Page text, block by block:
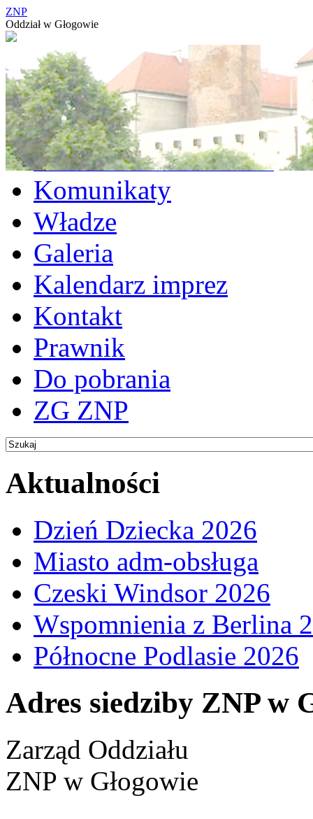
ZNP
Oddział w Głogowie
Aktualności Oddziału
Komunikaty
Władze
Galeria
Kalendarz imprez
Kontakt
Prawnik
Do pobrania
ZG ZNP
Aktualności
Dzień Dziecka 2026
Miasto adm-obsługa
Czeski Windsor 2026
Wspomnienia z Berlina
Północne Podlasie 2026
Adres siedziby ZNP w
Zarząd Oddziału
ZNP w Głogowie